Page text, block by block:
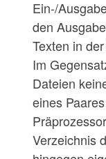
Ein-/
den
Texten in
Im
Dateien
eines
Verzeichnis